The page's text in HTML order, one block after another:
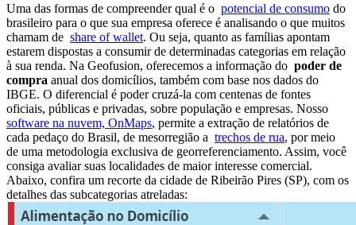
Uma das formas de compreender qual é o potencial de consumo do
brasileiro para o que sua empresa oferece é analisando o que muitos
chamam de share of wallet. Ou seja, quanto as famílias apontam
estarem dispostas a consumir de determinadas categorias em relação
à sua renda. Na Geofusion, oferecemos a informação do poder de
compra anual dos domicílios, também com base nos dados do
IBGE. O diferencial é poder cruzá-la com centenas de fontes
oficiais, públicas e privadas, sobre população e empresas. Nosso
software na nuvem, OnMaps, permite a extração de relatórios de
cada pedaço do Brasil, de mesorregião a trechos de rua, por meio
de uma metodologia exclusiva de georreferenciamento. Assim, você
consiga avaliar suas localidades de maior interesse comercial.
Abaixo, confira um recorte da cidade de Ribeirão Pires (SP), com os
detalhes das subcategorias atreladas: